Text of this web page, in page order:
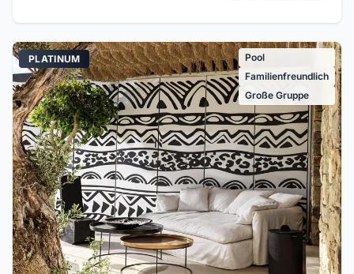
PLATINUM
Pool
Familienfreundlich
Große Gruppe